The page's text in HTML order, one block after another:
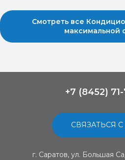
Смотреть все
максимальной
+7 (8452)
СВЯЗАТЬСЯ
г. Саратов, ул. Большая